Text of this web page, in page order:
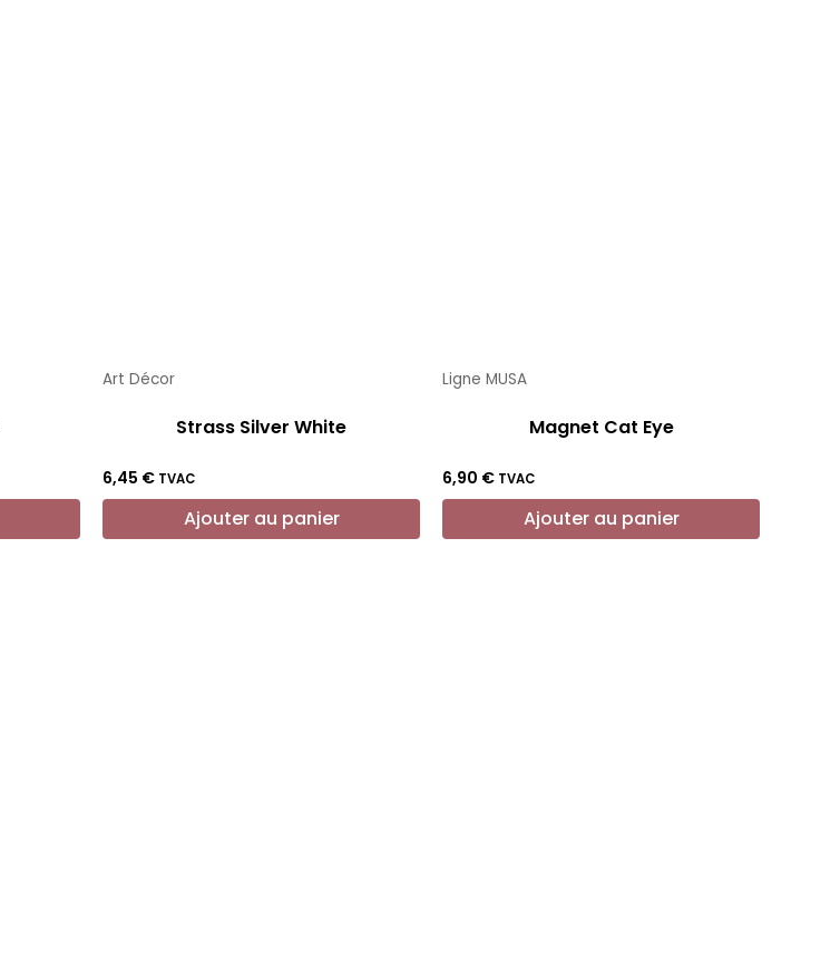
Art Décor
Strass Silver White
6,45 € TVAC
Ajouter au panier
Ligne MUSA
Magnet Cat Eye
6,90 € TVAC
Ajouter au panier